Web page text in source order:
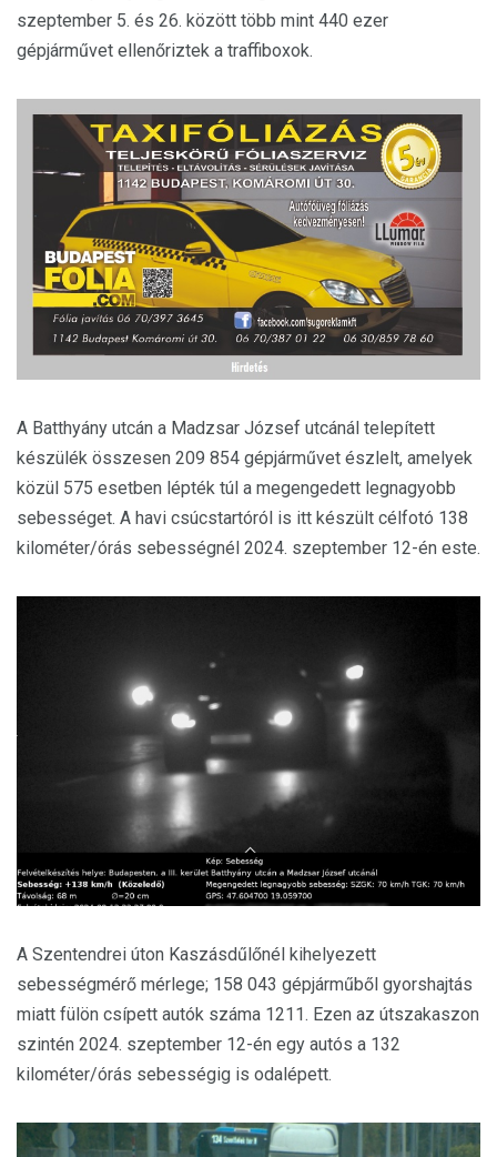
szeptember 5. és 26. között több mint 440 ezer
gépjárművet ellenőriztek a traffiboxok.
A Batthyány utcán a Madzsar József utcánál telepített
készülék összesen 209 854 gépjárművet észlelt, amelyek
közül 575 esetben lépték túl a megengedett legnagyobb
sebességet. A havi csúcstartóról is itt készült célfotó 138
kilométer/órás sebességnél 2024. szeptember 12-én este.
A Szentendrei úton Kaszásdűlőnél kihelyezett
sebességmérő mérlege; 158 043 gépjárműből gyorshajtás
miatt fülön csípett autók száma 1211. Ezen az útszakaszon
szintén 2024. szeptember 12-én egy autós a 132
kilométer/órás sebességig is odalépett.